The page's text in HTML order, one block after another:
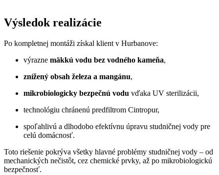
Výsledok realizácie
Po kompletnej montáži získal klient v Hurbanove:
výrazne mäkkú vodu bez vodného kameňa,
znížený obsah železa a mangánu,
mikrobiologicky bezpečnú vodu vďaka UV sterilizácii,
technológiu chránenú predfiltrom Cintropur,
spoľahlivú a dlhodobo efektívnu úpravu studničnej vody pre
celú domácnosť.
Toto riešenie pokrýva všetky hlavné problémy studničnej vody – od
mechanických nečistôt, cez chemické prvky, až po mikrobiologickú
bezpečnosť.